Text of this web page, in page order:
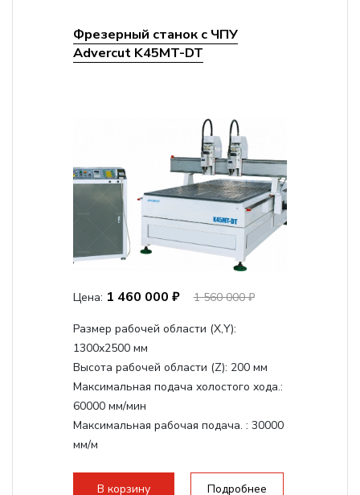
Фрезерный станок с ЧПУ
Advercut K45MT-DT
Цена: 1 460 000 ₽ 1 560 000 ₽
Размер рабочей области (Х,Y):
1300x2500 мм
Высота рабочей области (Z): 200 мм
Максимальная подача холостого хода.:
60000 мм/мин
Максимальная рабочая подача. : 30000
мм/м
стандартно:Вакуумный стол
В корзину Подробнее